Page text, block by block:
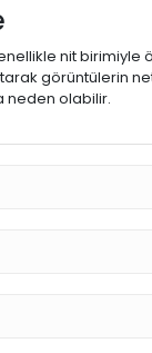
nit
görüntülerin
neden olabilir.